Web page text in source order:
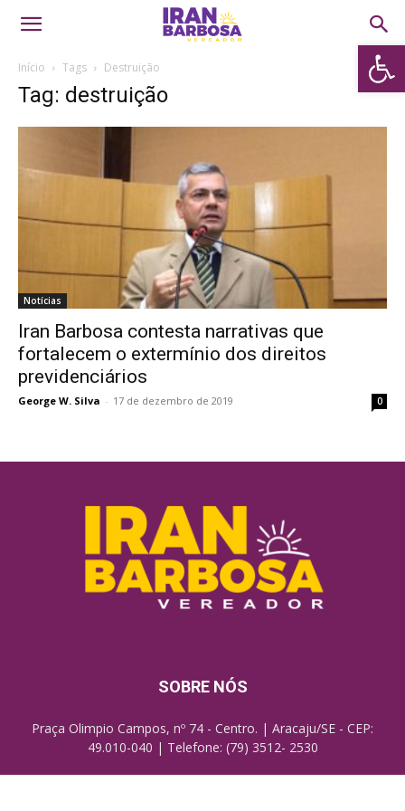
Abrir
Início Tags Destruição
Tag: destruição
Notícias
Iran Barbosa contesta narrativas que
fortalecem o extermínio dos direitos
previdenciários
George W. Silva - 17 de dezembro de 2019 0
SOBRE NÓS
Praça Olimpio Campos, nº 74 - Centro. | Aracaju/SE - CEP:
49.010-040 | Telefone: (79) 3512- 2530